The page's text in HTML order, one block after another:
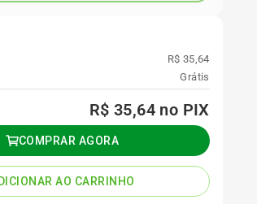
R$ 35,64
Grátis
R$ 35,64 no PIX
COMPRAR AGORA
AO CARRINHO